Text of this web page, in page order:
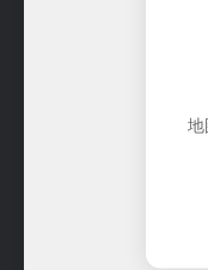
#2024福瑞福瑞福#
特雷亚大陆｜冒险者
官方微信公众号:福瑞
X【Twitter】
地